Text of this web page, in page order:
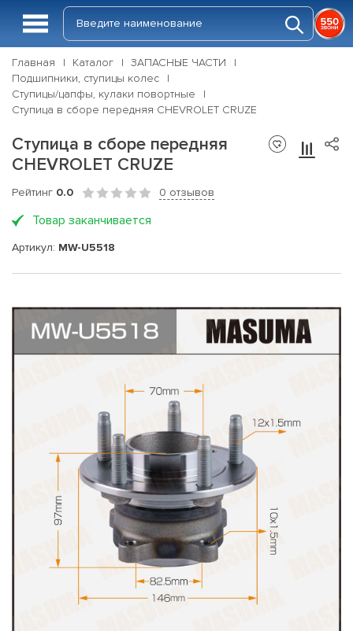
Главная Каталог
ЗАПАСНЫЕ ЧАСТИ
Подшипники, ступицы колес
Ступицы/цапфы, кулаки повортные
Ступица в сборе передняя CHEVROLET CRUZE
Ступица в сборе передняя
CHEVROLET CRUZE
Рейтинг 0.0 0 отзывов
Товар заканчивается
Артикул: MW-U5518